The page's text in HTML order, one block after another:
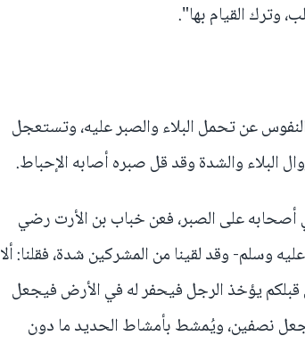
وترك القيام بها".
عن تحمل البلاء والصبر عليه، وتستعجل
البلاء والشدة وقد قل صبره أصابه الإحباط.
أصحابه على الصبر، فعن خباب بن الأرت رضي
وسلم- وقد لقينا من المشركين شدة، فقلنا: ألا
قبلكم يؤخذ الرجل فيحفر له في الأرض فيجعل
نصفين، ويُمشط بأمشاط الحديد ما دون